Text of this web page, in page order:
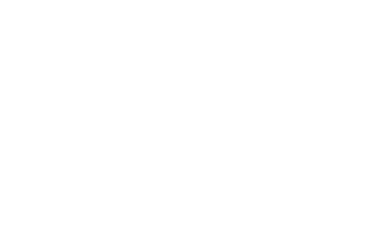
e cada profissional faz a diferença”
nova regras do registo, alerta associação
Cardíaca” da Bayer